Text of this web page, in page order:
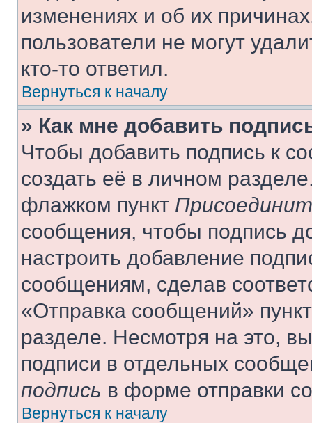
изменениях и об их
пользователи не могут
кто-то ответил.
Вернуться к началу
» Как мне добавить
Чтобы добавить подпись к
создать её в личном
флажком пункт
сообщения, чтобы подпись
настроить добавление
сообщениям, сделав
«Отправка сообщений»
разделе. Несмотря на это,
подписи в отдельных
подпись в форме отправки
Вернуться к началу